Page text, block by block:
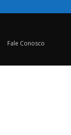
Fale Conosco